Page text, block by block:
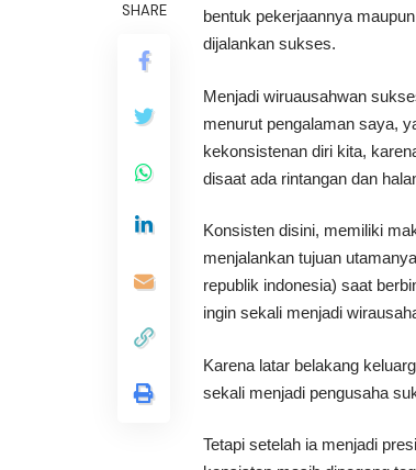
SHARE
bentuk pekerjaannya
dijalankan sukses.
Menjadi wiruausahwan
menurut pengalaman saya,
kekonsistenan diri kita,
disaat ada rintangan dan
Konsisten disini, memiliki
menjalankan tujuan
republik indonesia) saat
ingin sekali menjadi
Karena latar belakang
sekali menjadi pengusaha
Tetapi setelah ia menjadi